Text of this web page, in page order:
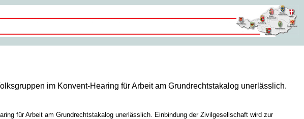
im Konvent-Hearing für Arbeit am Grundrechtstakalog unerlässlich.
für Arbeit am Grundrechtstakalog unerlässlich. Einbindung der Zivilgesellschaft wird zur